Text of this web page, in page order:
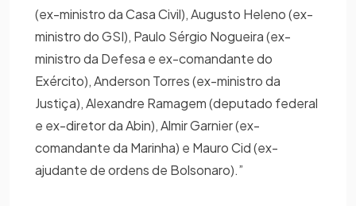
(ex-ministro da Casa Civil), Augusto Heleno (ex-
ministro do GSI), Paulo Sérgio Nogueira (ex-
ministro da Defesa e ex-comandante do
Exército), Anderson Torres (ex-ministro da
Justiça), Alexandre Ramagem (deputado federal
e ex-diretor da Abin), Almir Garnier (ex-
comandante da Marinha) e Mauro Cid (ex-
ajudante de ordens de Bolsonaro).”